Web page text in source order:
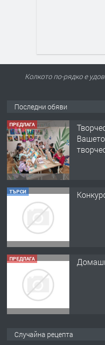
Колкото по-рядко е
Последни обяви
ПРЕДЛАГА
ТЪРСИ
ПРЕДЛАГА
Случайна рецепта